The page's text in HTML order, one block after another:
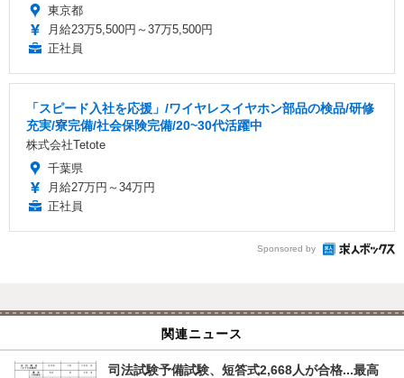
東京都
月給23万5,500円～37万5,500円
正社員
「スピード入社を応援」/ワイヤレスイヤホン部品の検品/研修
充実/寮完備/社会保険完備/20~30代活躍中
株式会社Tetote
千葉県
月給27万円～34万円
正社員
Sponsored by
関連ニュース
司法試験予備試験、短答式2,668人が合格...最高